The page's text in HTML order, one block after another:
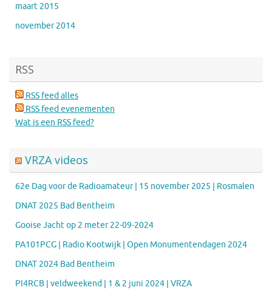
maart 2015
november 2014
RSS
RSS feed alles
RSS feed evenementen
Wat is een RSS feed?
VRZA videos
62e Dag voor de Radioamateur | 15 november 2025 | Rosmalen
DNAT 2025 Bad Bentheim
Gooise Jacht op 2 meter 22-09-2024
PA101PCG | Radio Kootwijk | Open Monumentendagen 2024
DNAT 2024 Bad Bentheim
PI4RCB | veldweekend | 1 & 2 juni 2024 | VRZA